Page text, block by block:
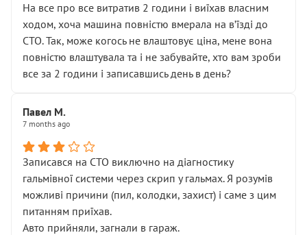
На все про все витратив 2 години і виїхав власним
ходом, хоча машина повністю вмерала на вʼїзді до
СТО. Так, може когось не влаштовує ціна, мене вона
повністю влаштувала та і не забувайте, хто вам зроби
все за 2 години і записавшись день в день?
Павел М.
7 months ago
Записався на СТО виключно на діагностику
гальмівної системи через скрип у гальмах. Я розумів
можливі причини (пил, колодки, захист) і саме з цим
питанням приїхав.
Авто прийняли, загнали в гараж.